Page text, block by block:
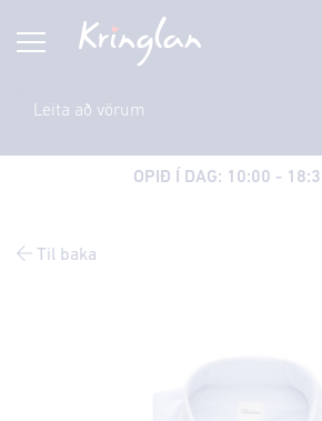
OPIÐ Í DAG: 10:00 -
Til baka